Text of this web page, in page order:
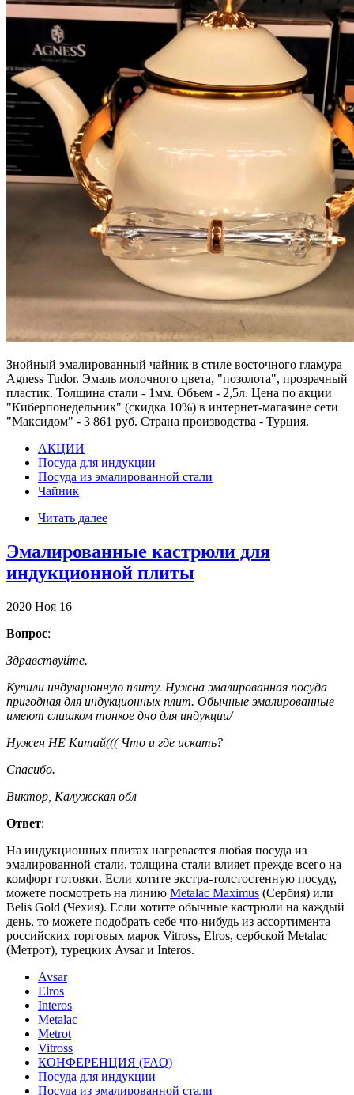
Знойный эмалированный чайник в стиле восточного гламура
Agness Tudor. Эмаль молочного цвета, "позолота", прозрачный
пластик. Толщина стали - 1мм. Объем - 2,5л. Цена по акции
"Киберпонедельник" (скидка 10%) в интернет-магазине сети
"Максидом" - 3 861 руб. Страна производства - Турция.
АКЦИИ
Посуда для индукции
Посуда из эмалированной стали
Чайник
Читать далее
Эмалированные кастрюли для
индукционной плиты
2020 Ноя 16
Вопрос:
Здравствуйте.
Купили индукционную плиту. Нужна эмалированная посуда
пригодная для индукционных плит. Обычные эмалированные
имеют слишком тонкое дно для индукции/
Нужен НЕ Китай((( Что и где искать?
Спасибо.
Виктор, Калужская обл
Ответ:
На индукционных плитах нагревается любая посуда из
эмалированной стали, толщина стали влияет прежде всего на
комфорт готовки. Если хотите экстра-толстостенную посуду,
можете посмотреть на линию Metalac Maximus (Сербия) или
Belis Gold (Чехия). Если хотите обычные кастрюли на каждый
день, то можете подобрать себе что-нибудь из ассортимента
российских торговых марок Vitross, Elros, сербской Metalac
(Метрот), турецких Avsar и Interos.
Avsar
Elros
Interos
Metalac
Metrot
Vitross
КОНФЕРЕНЦИЯ (FAQ)
Посуда для индукции
Посуда из эмалированной стали